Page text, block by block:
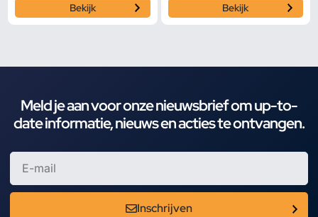
Bekijk Bekijk
Meld je aan voor onze nieuwsbrief om up-to-
date informatie, nieuws en acties te ontvangen.
Inschrijven